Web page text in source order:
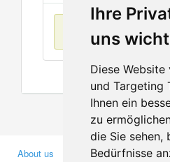
Ihre
uns
Diese
und Targeting
Ihnen ein
zu
die Sie sehen,
Bedürfnisse
No items found
About us